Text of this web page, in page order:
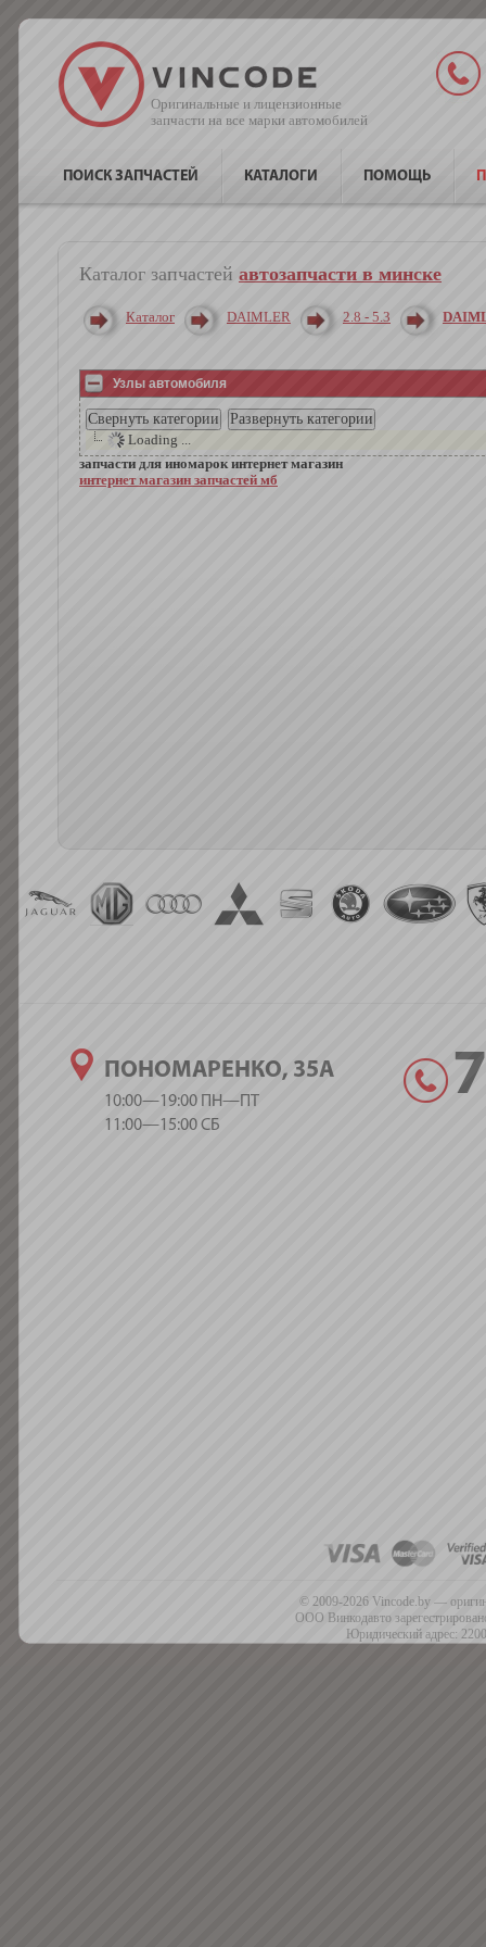
Оригинальные и лицензионные
запчасти на все марки автомобилей
ПОИСК ЗАПЧАСТЕЙ КАТАЛОГИ ПОМОЩЬ
Каталог запчастей автозапчасти в минске
Каталог DAIMLER 2.8 - 5.3
Узлы автомобиля
Loading ...
запчасти для иномарок интернет магазин
интернет магазин запчастей мб
ПОНОМАРЕНКО, 35А
10:00—19:00 ПН—ПТ
11:00—15:00 СБ
© 2009-2026 Vincode.by —
ООО Винкодавто
Юридический адрес: